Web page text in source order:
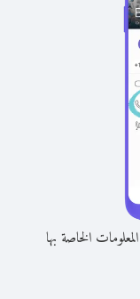
الخاصة بها